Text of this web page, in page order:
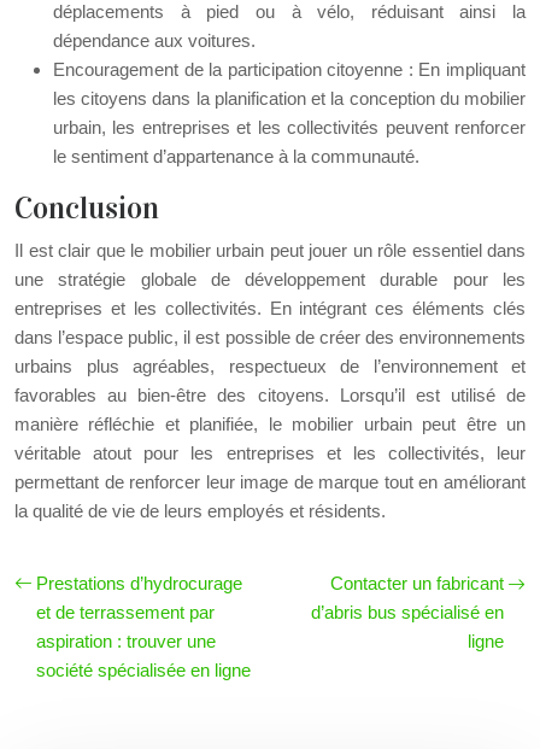
déplacements à pied ou à vélo, réduisant ainsi la
dépendance aux voitures.
Encouragement de la participation citoyenne : En impliquant
les citoyens dans la planification et la conception du mobilier
urbain, les entreprises et les collectivités peuvent renforcer
le sentiment d’appartenance à la communauté.
Conclusion
Il est clair que le mobilier urbain peut jouer un rôle essentiel dans
une stratégie globale de développement durable pour les
entreprises et les collectivités. En intégrant ces éléments clés
dans l’espace public, il est possible de créer des environnements
urbains plus agréables, respectueux de l’environnement et
favorables au bien-être des citoyens. Lorsqu’il est utilisé de
manière réfléchie et planifiée, le mobilier urbain peut être un
véritable atout pour les entreprises et les collectivités, leur
permettant de renforcer leur image de marque tout en améliorant
la qualité de vie de leurs employés et résidents.
Prestations d’hydrocurage
et de terrassement par
aspiration : trouver une
société spécialisée en ligne
Contacter un fabricant
d’abris bus spécialisé en
ligne